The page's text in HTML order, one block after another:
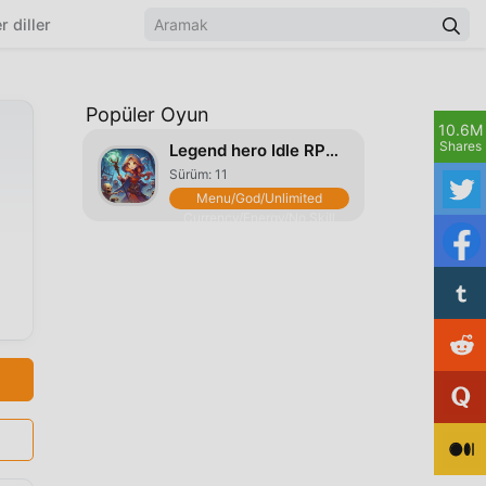
diller
Popüler Oyun
Legend hero Idle RPG Games
Sürüm: 11
Menu/God/Unlimited
10.6M
Shares